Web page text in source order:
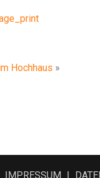
Hochhaus »
IMPRESSUM